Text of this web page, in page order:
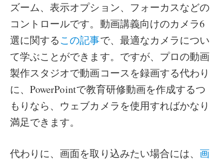
ズーム、表示オプション、フォーカスなどの
コントロールです。動画講義向けのカメラ6
選に関するこの記事で、最適なカメラについ
て学ぶことができます。ですが、プロの動画
製作スタジオで動画コースを録画する代わり
に、PowerPointで教育研修動画を作成するつ
もりなら、ウェブカメラを使用すればかなり
満足できます。
代わりに、画面を取り込みたい場合には、 画